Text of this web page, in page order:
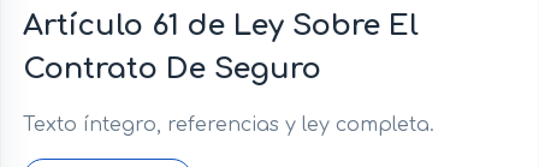
Artículo 61 de Ley Sobre El
Contrato De Seguro
Texto íntegro, referencias y ley completa.